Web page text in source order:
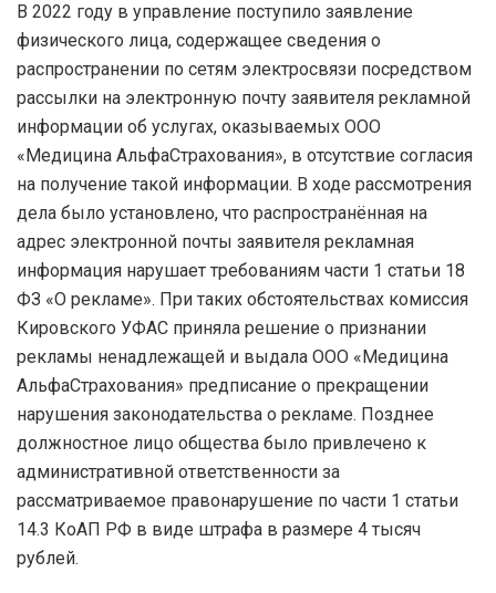
В 2022 году в управление поступило заявление
физического лица, содержащее сведения о
распространении по сетям электросвязи посредством
рассылки на электронную почту заявителя рекламной
информации об услугах, оказываемых ООО
«Медицина АльфаСтрахования», в отсутствие согласия
на получение такой информации. В ходе рассмотрения
дела было установлено, что распространённая на
адрес электронной почты заявителя рекламная
информация нарушает требованиям части 1 статьи 18
ФЗ «О рекламе». При таких обстоятельствах комиссия
Кировского УФАС приняла решение о признании
рекламы ненадлежащей и выдала ООО «Медицина
АльфаСтрахования» предписание о прекращении
нарушения законодательства о рекламе. Позднее
должностное лицо общества было привлечено к
административной ответственности за
рассматриваемое правонарушение по части 1 статьи
14.3 КоАП РФ в виде штрафа в размере 4 тысяч
рублей.